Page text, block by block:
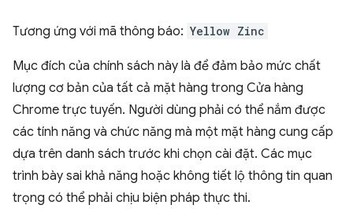
Tương ứng với mã thông báo: Yellow Zinc
Mục đích của chính sách này là để đảm bảo mức chất
lượng cơ bản của tất cả mặt hàng trong Cửa hàng
Chrome trực tuyến. Người dùng phải có thể nắm được
các tính năng và chức năng mà một mặt hàng cung cấp
dựa trên danh sách trước khi chọn cài đặt. Các mục
trình bày sai khả năng hoặc không tiết lộ thông tin quan
trọng có thể phải chịu biện pháp thực thi.